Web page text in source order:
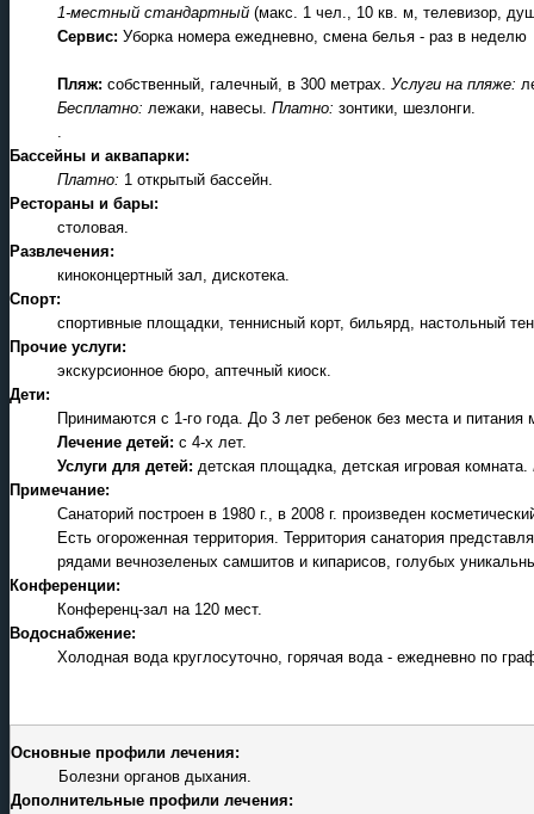
1-местный стандартный (макс. 1 чел., 10 кв. м, телевизор,
Сервис: Уборка номера ежедневно, смена белья - раз в неделю
Пляж: собственный, галечный, в 300 метрах. Услуги на пляже:
Бесплатно: лежаки, навесы. Платно: зонтики, шезлонги.
.
Бассейны и аквапарки:
Платно: 1 открытый бассейн.
Рестораны и бары:
столовая.
Развлечения:
киноконцертный зал, дискотека.
Спорт:
спортивные площадки, теннисный корт, бильярд, настольный
Прочие услуги:
экскурсионное бюро, аптечный киоск.
Дети:
Принимаются c 1-го года. До 3 лет ребенок без места и
Лечение детей: c 4-х лет.
Услуги для детей: детская площадка, детская игровая комната.
Примечание:
Санаторий построен в 1980 г., в 2008 г. произведен
Есть огороженная территория. Территория санатория
рядами вечнозеленых самшитов и кипарисов, голубых
Конференции:
Конференц-зал на 120 мест.
Водоснабжение:
Холодная вода круглосуточно, горячая вода - ежедневно по
Основные профили лечения:
Болезни органов дыхания.
Дополнительные профили лечения: